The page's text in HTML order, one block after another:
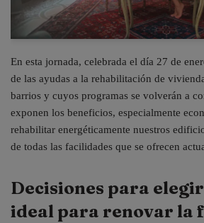
En esta jornada, celebrada el día 27 de
de las ayudas a la rehabilitación de
barrios y cuyos programas se volverán a
exponen los beneficios, especialmente
rehabilitar energéticamente nuestros
de todas las facilidades que se ofrecen
Decisiones para
ideal para renovar la